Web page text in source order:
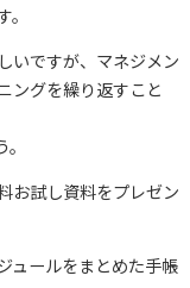
いですが、マネジメン
ングを繰り返すこと
お試し資料をプレゼン
ュールをまとめた手帳